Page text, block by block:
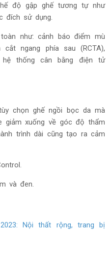
độ gập ghế tương tự như
đích sử dụng.
như: cảnh báo điểm mù
ngang phía sau (RCTA),
thống cân bằng điện tử
chọn ghế ngồi bọc da mà
xuống về góc độ thẩm
trình dài cũng tạo ra cảm
và đen.
2023: Nội thất rộng, trang bị